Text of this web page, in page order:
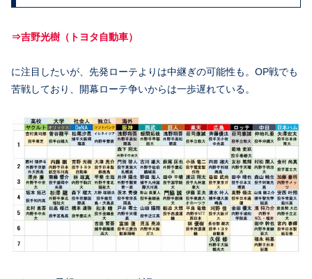
⇒吉野光樹（トヨタ自動車）
に注目したいが、先発ローテよりは中継ぎの可能性も。OP戦でも
苦戦しており、開幕ローテ争いからは一歩遅れている。